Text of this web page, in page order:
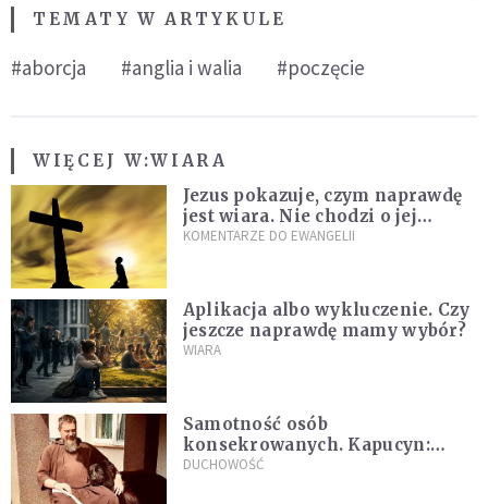
TEMATY W ARTYKULE
#aborcja #anglia i walia #poczęcie
WIĘCEJ W:WIARA
Jezus pokazuje, czym naprawdę
jest wiara. Nie chodzi o jej
wielkość
KOMENTARZE DO EWANGELII
Aplikacja albo wykluczenie. Czy
jeszcze naprawdę mamy wybór?
WIARA
Samotność osób
konsekrowanych. Kapucyn:
Życie w pojedynkę rzadko jest
DUCHOWOŚĆ